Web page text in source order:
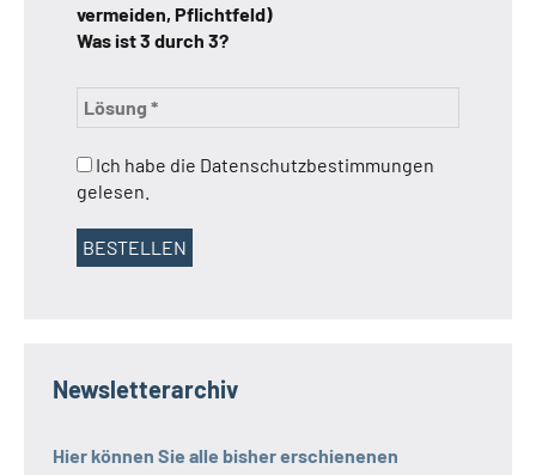
vermeiden, Pflichtfeld)
Was ist 3 durch 3?
Ich habe die Datenschutzbestimmungen
gelesen.
Newsletterarchiv
Hier können Sie alle bisher erschienenen